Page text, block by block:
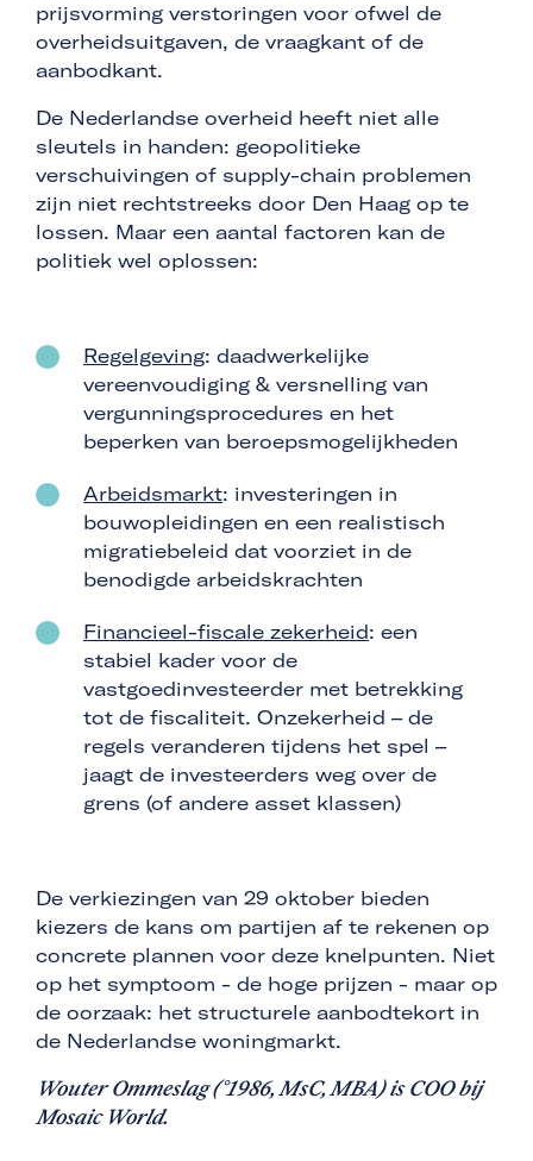
prijsvorming verstoringen voor ofwel de
overheidsuitgaven, de vraagkant of de
aanbodkant.
De Nederlandse overheid heeft niet alle
sleutels in handen: geopolitieke
verschuivingen of supply-chain problemen
zijn niet rechtstreeks door Den Haag op te
lossen. Maar een aantal factoren kan de
politiek wel oplossen:
Regelgeving: daadwerkelijke
vereenvoudiging & versnelling van
vergunningsprocedures en het
beperken van beroepsmogelijkheden
Arbeidsmarkt: investeringen in
bouwopleidingen en een realistisch
migratiebeleid dat voorziet in de
benodigde arbeidskrachten
Financieel-fiscale zekerheid: een
stabiel kader voor de
vastgoedinvesteerder met betrekking
tot de fiscaliteit. Onzekerheid – de
regels veranderen tijdens het spel –
jaagt de investeerders weg over de
grens (of andere asset klassen)
De verkiezingen van 29 oktober bieden
kiezers de kans om partijen af te rekenen op
concrete plannen voor deze knelpunten. Niet
op het symptoom - de hoge prijzen - maar op
de oorzaak: het structurele aanbodtekort in
de Nederlandse woningmarkt.
Wouter Ommeslag (°1986, MsC, MBA) is COO bij
Mosaic World.